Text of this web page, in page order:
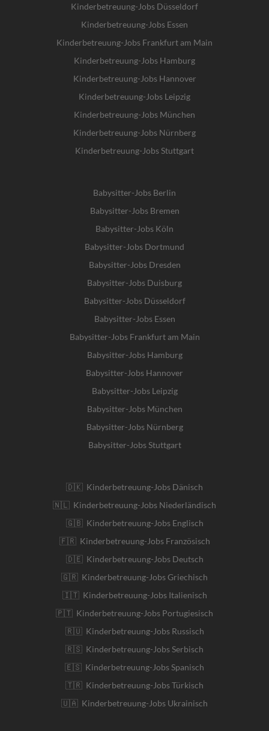
Kinderbetreuung-Jobs Düsseldorf
Kinderbetreuung-Jobs Essen
Kinderbetreuung-Jobs Frankfurt am Main
Kinderbetreuung-Jobs Hamburg
Kinderbetreuung-Jobs Hannover
Kinderbetreuung-Jobs Leipzig
Kinderbetreuung-Jobs München
Kinderbetreuung-Jobs Nürnberg
Kinderbetreuung-Jobs Stuttgart
Babysitter-Jobs Berlin
Babysitter-Jobs Bremen
Babysitter-Jobs Köln
Babysitter-Jobs Dortmund
Babysitter-Jobs Dresden
Babysitter-Jobs Duisburg
Babysitter-Jobs Düsseldorf
Babysitter-Jobs Essen
Babysitter-Jobs Frankfurt am Main
Babysitter-Jobs Hamburg
Babysitter-Jobs Hannover
Babysitter-Jobs Leipzig
Babysitter-Jobs München
Babysitter-Jobs Nürnberg
Babysitter-Jobs Stuttgart
🇩🇰 Kinderbetreuung-Jobs Dänisch
🇳🇱 Kinderbetreuung-Jobs Niederländisch
🇬🇧 Kinderbetreuung-Jobs Englisch
🇫🇷 Kinderbetreuung-Jobs Französisch
🇩🇪 Kinderbetreuung-Jobs Deutsch
🇬🇷 Kinderbetreuung-Jobs Griechisch
🇮🇹 Kinderbetreuung-Jobs Italienisch
🇵🇹 Kinderbetreuung-Jobs Portugiesisch
🇷🇺 Kinderbetreuung-Jobs Russisch
🇷🇸 Kinderbetreuung-Jobs Serbisch
🇪🇸 Kinderbetreuung-Jobs Spanisch
🇹🇷 Kinderbetreuung-Jobs Türkisch
🇺🇦 Kinderbetreuung-Jobs Ukrainisch